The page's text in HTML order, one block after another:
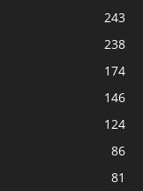
243
238
174
146
124
86
81